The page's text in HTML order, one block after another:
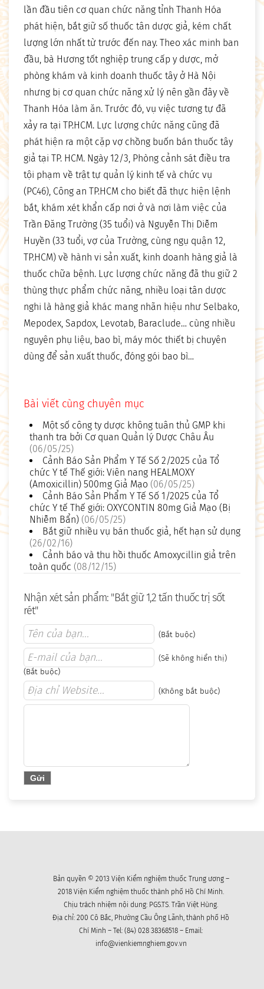
lần đầu tiên cơ quan chức năng tỉnh Thanh Hóa
phát hiện, bắt giữ số thuốc tân dược giả, kém chất
lượng lớn nhất từ trước đến nay. Theo xác minh ban
đầu, bà Hương tốt nghiệp trung cấp y dược, mở
phòng khám và kinh doanh thuốc tây ở Hà Nội
nhưng bị cơ quan chức năng xử lý nên gần đây về
Thanh Hóa làm ăn. Trước đó, vụ việc tương tự đã
xảy ra tại TP.HCM. Lực lượng chức năng cũng đã
phát hiện ra một cặp vợ chồng buốn bán thuốc tây
giả tại TP. HCM. Ngày 12/3, Phòng cảnh sát điều tra
tội phạm về trật tự quản lý kinh tế và chức vụ
(PC46), Công an TP.HCM cho biết đã thực hiện lệnh
bắt, khám xét khẩn cấp nơi ở và nơi làm việc của
Trần Đăng Trường (35 tuổi) và Nguyễn Thị Diễm
Huyền (33 tuổi, vợ của Trường, cùng ngụ quận 12,
TP.HCM) về hành vi sản xuất, kinh doanh hàng giả là
thuốc chữa bệnh. Lực lượng chức năng đã thu giữ 2
thùng thực phẩm chức năng, nhiều loại tân dược
nghi là hàng giả khác mang nhãn hiệu như Selbako,
Mepodex, Sapdox, Levotab, Baraclude… cùng nhiều
nguyên phụ liệu, bao bì, máy móc thiết bị chuyên
dùng để sản xuất thuốc, đóng gói bao bì…
Bài viết cùng chuyên mục
Một số công ty dược không tuân thủ GMP khi
thanh tra bởi Cơ quan Quản lý Dược Châu Âu
(06/05/25)
Cảnh Báo Sản Phẩm Y Tế Số 2/2025 của Tổ
chức Y tế Thế giới: Viên nang HEALMOXY
(Amoxicillin) 500mg Giả Mạo (06/05/25)
Cảnh Báo Sản Phẩm Y Tế Số 1/2025 của Tổ
chức Y tế Thế giới: OXYCONTIN 80mg Giả Mạo (Bị
Nhiễm Bẩn) (06/05/25)
Bắt giữ nhiều vụ bán thuốc giả, hết hạn sử dụng
(26/02/16)
Cảnh báo và thu hồi thuốc Amoxycillin giả trên
toàn quốc (08/12/15)
Nhận xét sản phẩm: "Bắt giữ 1,2 tấn thuốc trị sốt
rét"
(Bắt buộc)
(Sẽ không hiển thị)
(Bắt buộc)
(Không bắt buộc)
Bản quyền © 2013 Viện Kiểm nghiệm thuốc Trung ương –
2018 Viện Kiểm nghiệm thuốc thành phố Hồ Chí Minh.
Chịu trách nhiệm nội dung: PGS.TS. Trần Việt Hùng.
Địa chỉ: 200 Cô Bắc, Phường Cầu Ông Lãnh, thành phố Hồ
Chí Minh – Tel: (84) 028 38368518 – Email:
info@vienkiemnghiem.gov.vn